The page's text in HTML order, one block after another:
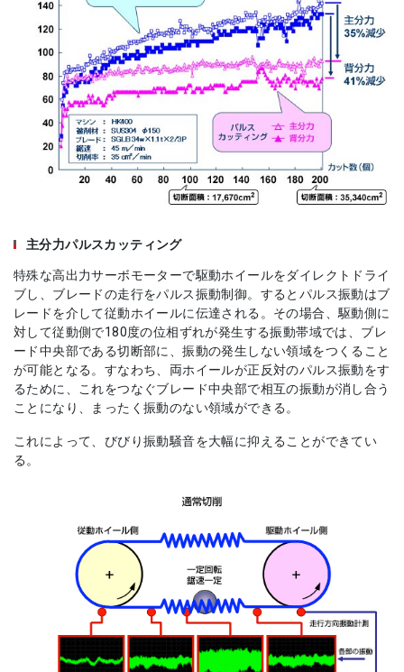
主分力パルスカッティング
特殊な高出力サーボモーターで駆動ホイールをダイレクトドライ
ブし、ブレードの走行をパルス振動制御。するとパルス振動はブ
レードを介して従動ホイールに伝達される。その場合、駆動側に
対して従動側で180度の位相ずれが発生する振動帯域では、ブレ
ード中央部である切断部に、振動の発生しない領域をつくること
が可能となる。すなわち、両ホイールが正反対のパルス振動をす
るために、これをつなぐブレード中央部で相互の振動が消し合う
ことになり、まったく振動のない領域ができる。
これによって、びびり振動騒音を大幅に抑えることができてい
る。